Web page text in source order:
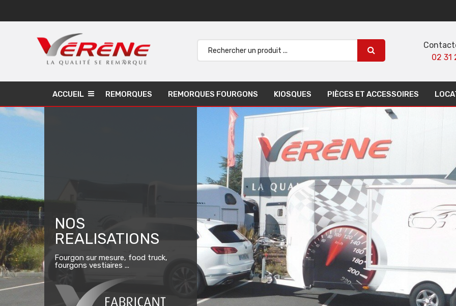
02 31
ACCUEIL REMORQUES REMORQUES FOURGONS KIOSQUES PIÈCES ET ACCESSOIRES
NOS
REALISATIONS
Fourgon sur mesure, food truck,
fourgons vestiaires ...